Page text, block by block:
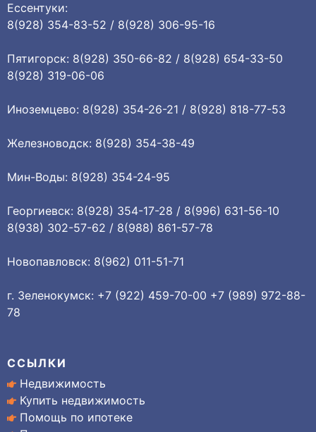
Ессентуки:
8(928) 354-83-52 / 8(928) 306-95-16
Пятигорск: 8(928) 350-66-82 / 8(928) 654-33-50
8(928) 319-06-06
Иноземцево: 8(928) 354-26-21 / 8(928) 818-77-53
Железноводск: 8(928) 354-38-49
Мин-Воды: 8(928) 354-24-95
Георгиевск: 8(928) 354-17-28 / 8(996) 631-56-10
8(938) 302-57-62 / 8(988) 861-57-78
Новопавловск: 8(962) 011-51-71
г. Зеленокумск: +7 (922) 459-70-00 +7 (989) 972-88-
78
ССЫЛКИ
Недвижимость
Купить недвижимость
Помощь по ипотеке